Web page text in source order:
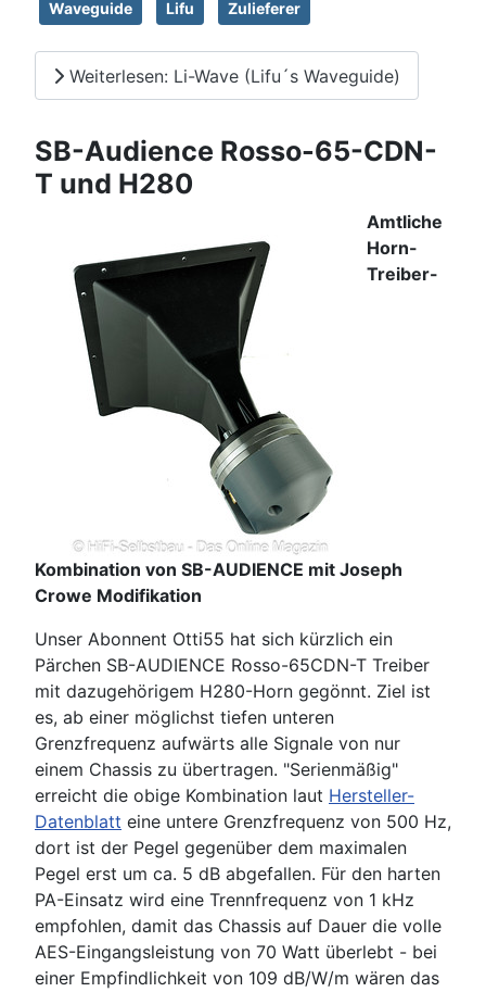
Waveguide Lifu Zulieferer
Weiterlesen: Li-Wave (Lifu´s Waveguide)
SB-Audience Rosso-65-CDN-
T und H280
Amtliche
Horn-
Treiber-
Kombination von SB-AUDIENCE mit Joseph
Crowe Modifikation
Unser Abonnent Otti55 hat sich kürzlich ein
Pärchen SB-AUDIENCE Rosso-65CDN-T Treiber
mit dazugehörigem H280-Horn gegönnt. Ziel ist
es, ab einer möglichst tiefen unteren
Grenzfrequenz aufwärts alle Signale von nur
einem Chassis zu übertragen. "Serienmäßig"
erreicht die obige Kombination laut Hersteller-
Datenblatt eine untere Grenzfrequenz von 500 Hz,
dort ist der Pegel gegenüber dem maximalen
Pegel erst um ca. 5 dB abgefallen. Für den harten
PA-Einsatz wird eine Trennfrequenz von 1 kHz
empfohlen, damit das Chassis auf Dauer die volle
AES-Eingangsleistung von 70 Watt überlebt - bei
einer Empfindlichkeit von 109 dB/W/m wären das